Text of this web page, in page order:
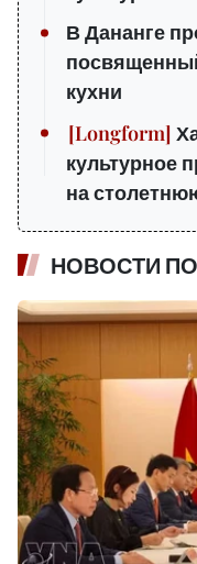
В Дананге
кухни
культурное
на
НОВОСТИ